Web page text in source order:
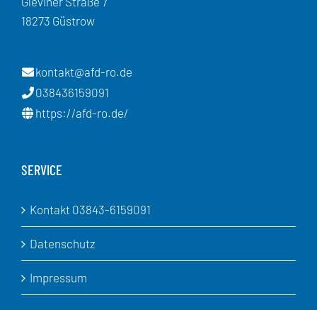
18273 Güstrow
kontakt@afd-ro.de
038436159091
https://afd-ro.de/
SERVICE
Kontakt 03843-6159091
Datenschutz
Impressum